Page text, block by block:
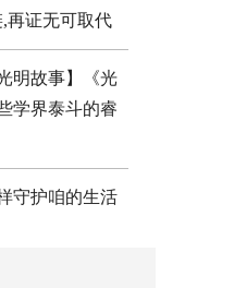
再证无可取代
明故事】《光
学界泰斗的睿
守护咱的生活